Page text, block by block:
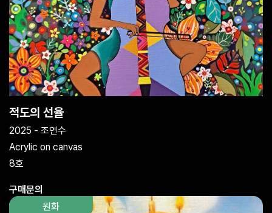
적도의 선율
2025 - 조연수
Acrylic on canvas
8호
구매문의
원화